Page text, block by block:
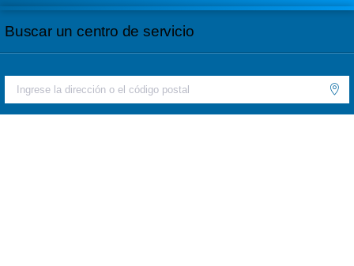
Buscar un centro de servicio